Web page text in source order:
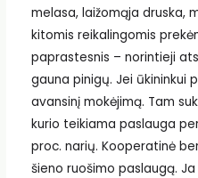
melasa, laižomąja druska,
kitomis reikalingomis
paprastesnis – norintieji
gauna pinigų. Jei ūkininkui
avansinį mokėjimą. Tam
kurio teikiama paslauga
proc. narių. Kooperatinė
šieno ruošimo paslaugą.